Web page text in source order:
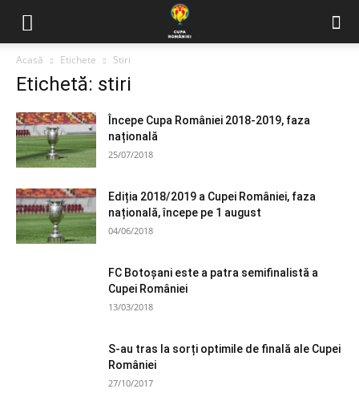
Acasă Etichete Stiri
Etichetă: stiri
Începe Cupa României 2018-2019, faza
națională
25/07/2018
Ediția 2018/2019 a Cupei României, faza
națională, începe pe 1 august
04/06/2018
FC Botoșani este a patra semifinalistă a
Cupei României
13/03/2018
S-au tras la sorți optimile de finală ale Cupei
României
27/10/2017